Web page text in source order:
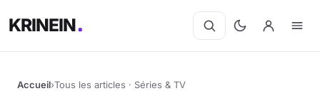
KRINEIN
Accueil›Tous les articles · Séries & TV